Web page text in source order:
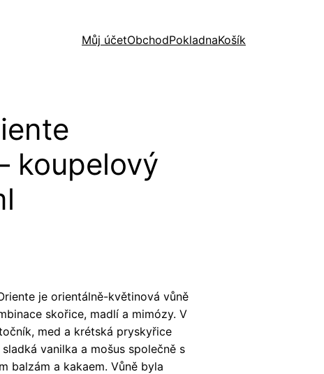
Můj účetObchodPokladnaKošík
koupelový
je orientálně-květinová vůně
skořice, madlí a mimózy. V
med a krétská pryskyřice
vanilka a mošus společně s
balzám a kakaem. Vůně byla